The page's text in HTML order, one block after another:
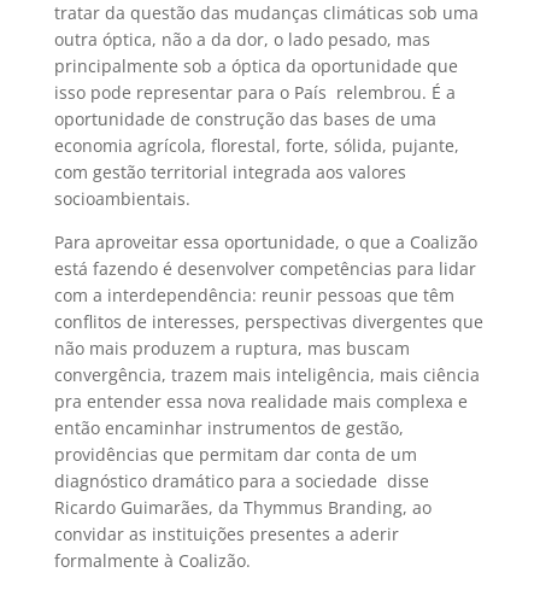
tratar da questão das mudanças climáticas sob uma
outra óptica, não a da dor, o lado pesado, mas
principalmente sob a óptica da oportunidade que
isso pode representar para o País  relembrou. É a
oportunidade de construção das bases de uma
economia agrícola, florestal, forte, sólida, pujante,
com gestão territorial integrada aos valores
socioambientais.
Para aproveitar essa oportunidade, o que a Coalizão
está fazendo é desenvolver competências para lidar
com a interdependência: reunir pessoas que têm
conflitos de interesses, perspectivas divergentes que
não mais produzem a ruptura, mas buscam
convergência, trazem mais inteligência, mais ciência
pra entender essa nova realidade mais complexa e
então encaminhar instrumentos de gestão,
providências que permitam dar conta de um
diagnóstico dramático para a sociedade  disse
Ricardo Guimarães, da Thymmus Branding, ao
convidar as instituições presentes a aderir
formalmente à Coalizão.